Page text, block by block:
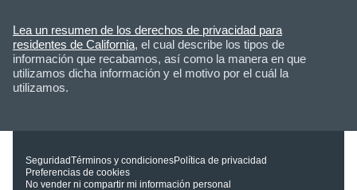
Lea un resumen de los derechos de privacidad para
residentes de California, el cual describe los tipos de
información que recabamos, así como la manera en que
utilizamos dicha información y el motivo por el cuál la
utilizamos.
SeguridadTérminos y condicionesPolítica de privacidad
Preferencias de cookies
No vender ni compartir mi información personal